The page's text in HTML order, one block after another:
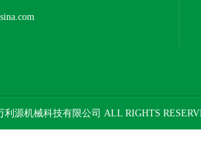
利源机械科技有限公司 ALL RIGHTS